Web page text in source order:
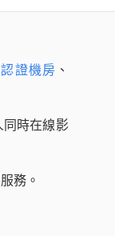
證機房 、
時在線影
務。